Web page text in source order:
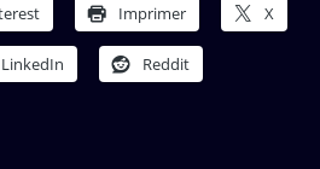
Imprimer X
LinkedIn Reddit